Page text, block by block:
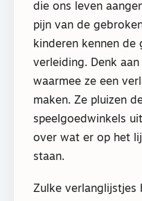
die ons leven
pijn van de
kinderen kennen
verleiding. Denk
waarmee ze een
maken. Ze pluizen
speelgoedwinkels
over wat er op het
staan.
Zulke verlanglijstjes